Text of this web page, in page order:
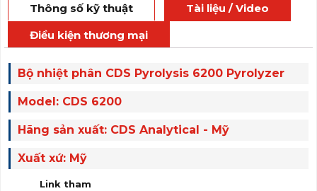
Thông số kỹ thuật
Tài liệu / Video
Điều kiện thương mại
Bộ nhiệt phân CDS Pyrolysis 6200 Pyrolyzer
Model: CDS 6200
Hãng sản xuất: CDS Analytical - Mỹ
Xuất xứ: Mỹ
Link tham